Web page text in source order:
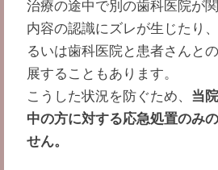
治療の途中で別の歯科医院が
内容の認識にズレが生じたり
るいは歯科医院と患者さんと
展することもあります。
こうした状況を防ぐため、 当
中の方に対する応急処置のみ
せん。